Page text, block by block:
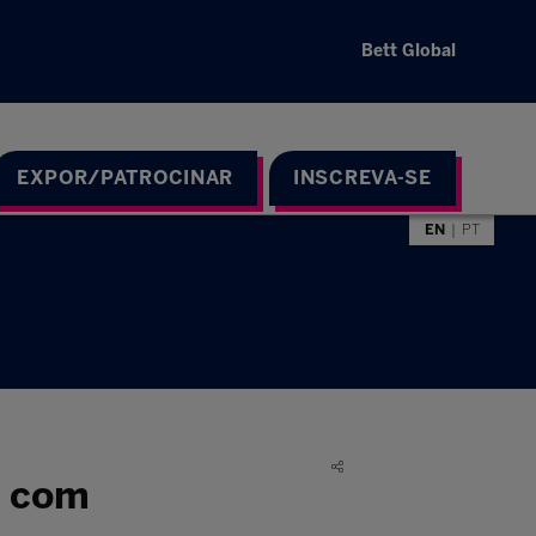
Bett Global
EXPOR/PATROCINAR INSCREVA-SE
EN PT